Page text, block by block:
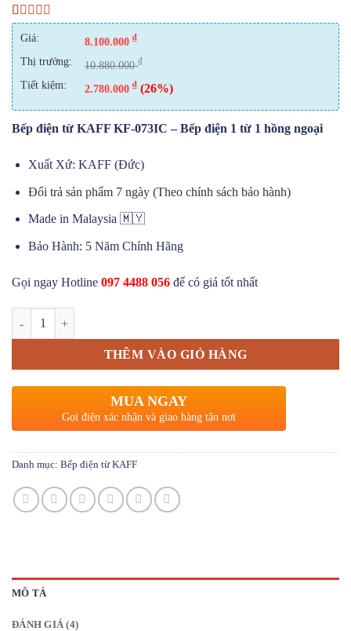
4.75
dựa trên
4
đánh giá
Giá: 8.100.000 ₫
Thị trường: 10.880.000₫
Tiết kiệm: 2.780.000 ₫ (26%)
Bếp điện từ KAFF KF-073IC – Bếp điện 1 từ 1 hồng ngoại
Xuất Xứ: KAFF (Đức)
Đổi trả sản phẩm 7 ngày (Theo chính sách bảo hành)
Made in Malaysia 🇲🇾
Bảo Hành: 5 Năm Chính Hãng
Gọi ngay Hotline 097 4488 056 để có giá tốt nhất
Bếp điện từ KAFF KF-073IC số lượng
THÊM VÀO GIỎ HÀNG
MUA NGAY
Gọi điện xác nhận và giao hàng tận nơi
Danh mục: Bếp điện từ KAFF
MÔ TẢ
ĐÁNH GIÁ (4)